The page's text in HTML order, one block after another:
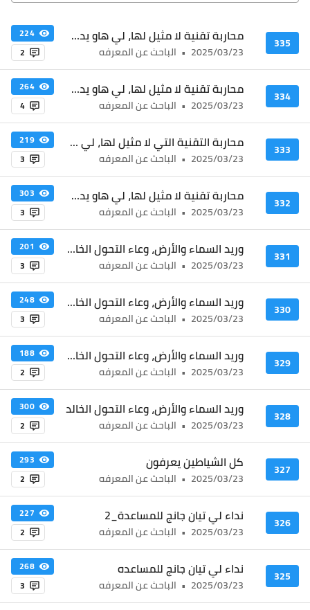
335 محاربة تقنية لا مثيل لها، لي هاو يدخل الساحة_4
2025/03/23
• الباحث عن المعرفه
224
2
334 محاربة تقنية لا مثيل لها، لي هاو يدخل الساحة_3
2025/03/23
• الباحث عن المعرفه
264
4
333 محاربة التقنية التي لا مثيل لها، لي هاو يدخل الساحة_2
2025/03/23
• الباحث عن المعرفه
219
3
332 محاربة تقنية لا مثيل لها، لي هاو يدخل الساحة
2025/03/23
• الباحث عن المعرفه
303
3
331 وريد السماء والأرض، وعاء التحول الخالد_4
2025/03/23
• الباحث عن المعرفه
201
3
330 وريد السماء والأرض، وعاء التحول الخالد_3
2025/03/23
• الباحث عن المعرفه
248
3
329 وريد السماء والأرض، وعاء التحول الخالد _2
2025/03/23
• الباحث عن المعرفه
188
2
328 وريد السماء والأرض، وعاء التحول الخالد
2025/03/23
• الباحث عن المعرفه
300
2
327 كل الشياطين يعرفون
2025/03/23
• الباحث عن المعرفه
293
2
326 نداء لي تيان جانج للمساعدة_2
2025/03/23
• الباحث عن المعرفه
227
2
325 نداء لي تيان جانج للمساعده
2025/03/23
• الباحث عن المعرفه
268
3